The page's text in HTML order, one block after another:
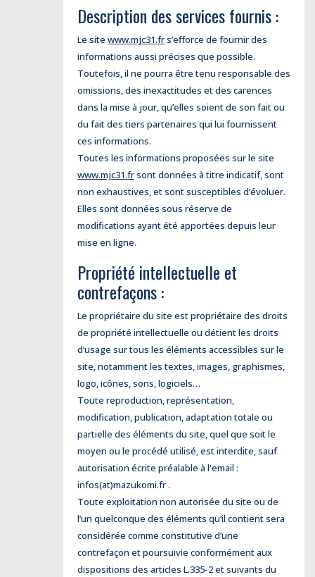
Description des services fournis :
Le site www.mjc31.frs’efforce de fournir des
informations aussi précises que possible.
Toutefois, il ne pourra être tenu responsable des
omissions, des inexactitudes et des carences
dans la mise à jour, qu’elles soient de son fait ou
du fait des tiers partenaires qui lui fournissent
ces informations.
Toutes les informations proposées sur le site
www.mjc31.frsont données à titre indicatif, sont
non exhaustives, et sont susceptibles d’évoluer.
Elles sont données sous réserve de
modifications ayant été apportées depuis leur
mise en ligne.
Propriété intellectuelle et
contrefaçons :
Le propriétaire du site est propriétaire des droits
de propriété intellectuelle ou détient les droits
d’usage sur tous les éléments accessibles sur le
site, notamment les textes, images, graphismes,
logo, icônes, sons, logiciels…
Toute reproduction, représentation,
modification, publication, adaptation totale ou
partielle des éléments du site, quel que soit le
moyen ou le procédé utilisé, est interdite, sauf
autorisation écrite préalable à l'email :
infos(at)mazukomi.fr .
Toute exploitation non autorisée du site ou de
l’un quelconque des éléments qu’il contient sera
considérée comme constitutive d’une
contrefaçon et poursuivie conformément aux
dispositions des articles L.335-2 et suivants du